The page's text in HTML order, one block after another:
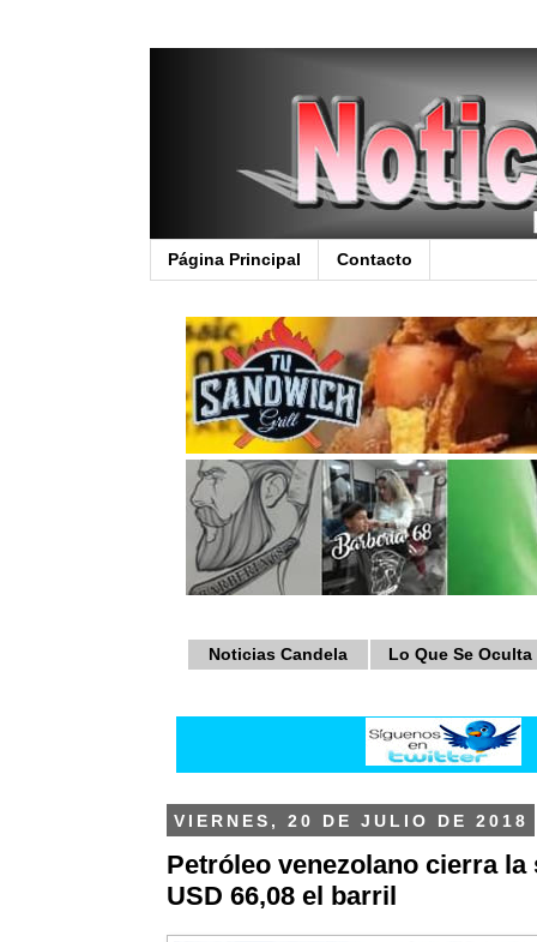
Página Principal Contacto
Noticias Candela Lo Que Se Oculta
VIERNES, 20 DE JULIO DE 2018
Petróleo venezolano cierra la
USD 66,08 el barril